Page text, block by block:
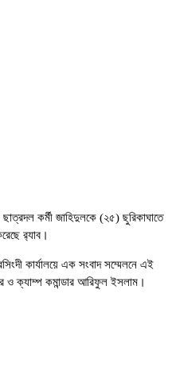
কর্মী জাহিদুলকে (২৫) ছুরিকাঘাতে
র‍্যাব।
কার্যালয়ে এক সংবাদ সম্মেলনে এই
ও ক্যাম্প কমান্ডার আরিফুল ইসলাম।